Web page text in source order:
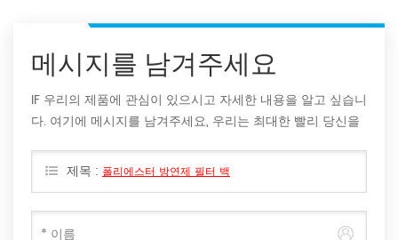
메시지를 남겨주세요
IF 우리의 제품에 관심이 있으시고 자세한 내용을 알고 싶습니
다. 여기에 메시지를 남겨주세요, 우리는 최대한 빨리 당신을
제목 : 폴리에스터 방연제 필터 백